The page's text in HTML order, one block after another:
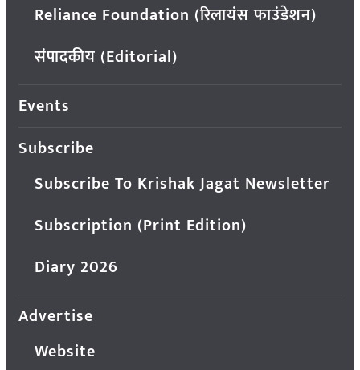
Reliance Foundation (रिलायंस फाउंडेशन)
संपादकीय (Editorial)
Events
Subscribe
Subscribe To Krishak Jagat Newsletter
Subscription (Print Edition)
Diary 2026
Advertise
Website